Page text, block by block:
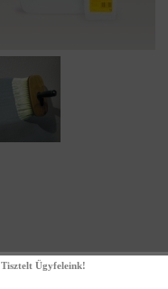
Tisztelt Ügyfeleink!